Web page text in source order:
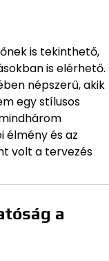
is tekinthető,
is elérhető.
népszerű, akik
egy stílusos
élmény és az
volt a tervezés
a